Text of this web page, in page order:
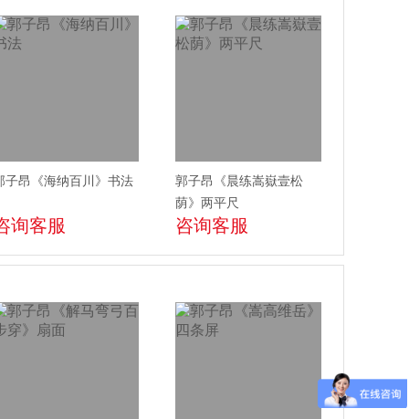
子昂《海纳百川》书法
询客服
郭子昂《晨练嵩嶽壹松
荫》两平尺
咨询客服